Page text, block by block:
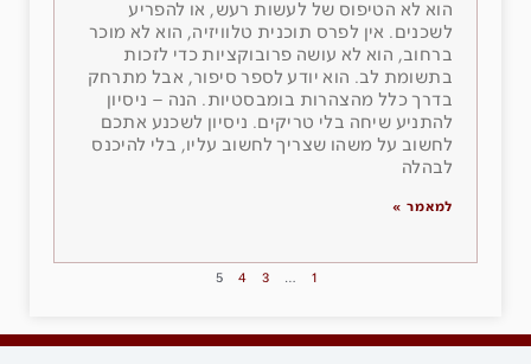
הוא לא הטיפוס של לעשות רעש, או להפריע
לשכנים. אין לפרס תוכנית טלוויזיה, הוא לא מוכר
ברחוב, הוא לא עושה פרובוקציות כדי לזכות
בתשומת לב. הוא יודע לספר סיפור, אבל מתרחק
בדרך כלל מהצהרות בומבסטיות. הנה – ניסיון
להתניע שיחה בלי טריקים. ניסיון לשכנע אתכם
לחשוב על משהו שצריך לחשוב עליו, בלי להיכנס
לבהלה
למאמר »
1
…
3
4
5